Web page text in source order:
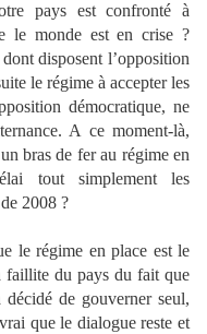
pays est confronté à
le monde est en crise ?
disposent l’opposition
le régime à accepter les
démocratique, ne
A ce moment-là,
bras de fer au régime en
tout simplement les
2008 ?
le régime en place est le
faillite du pays du fait que
de gouverner seul,
que le dialogue reste et